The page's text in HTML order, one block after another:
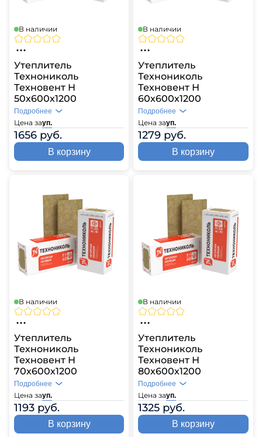
В наличии
Утеплитель
Технониколь
Техновент Н
50х600х1200
Цена зауп.
1656 руб.
Подробнее
В корзину
В наличии
Утеплитель
Технониколь
Техновент Н
60х600х1200
Цена зауп.
1279 руб.
Подробнее
В корзину
В наличии
Утеплитель
Технониколь
Техновент Н
70х600х1200
Цена зауп.
1193 руб.
Подробнее
В корзину
В наличии
Утеплитель
Технониколь
Техновент Н
80х600х1200
Цена зауп.
1325 руб.
Подробнее
В корзину